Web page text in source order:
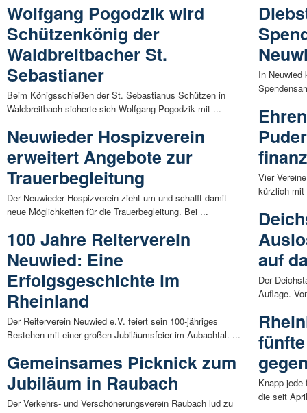
Wolfgang Pogodzik wird
Schützenkönig der
Waldbreitbacher St.
Sebastianer
Beim Königsschießen der St. Sebastianus Schützen in
Waldbreitbach sicherte sich Wolfgang Pogodzik mit ...
Neuwieder Hospizverein
erweitert Angebote zur
Trauerbegleitung
Der Neuwieder Hospizverein zieht um und schafft damit
neue Möglichkeiten für die Trauerbegleitung. Bei ...
100 Jahre Reiterverein
Neuwied: Eine
Erfolgsgeschichte im
Rheinland
Der Reiterverein Neuwied e.V. feiert sein 100-jähriges
Bestehen mit einer großen Jubiläumsfeier im Aubachtal. ...
Gemeinsames Picknick zum
Jubiläum in Raubach
Der Verkehrs- und Verschönerungsverein Raubach lud zu
In Neuwied
Vier
kürzlich mit
auf
Der
Auflage.
Knapp
die seit